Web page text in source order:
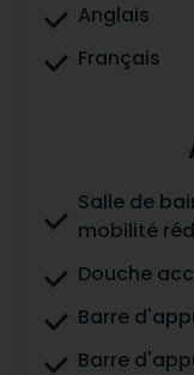
Anglais
Français
Salle de
mobilité
Douche
Barre
Barre